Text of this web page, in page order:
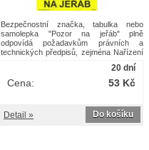
Bezpečnostní značka, tabulka nebo
samolepka "Pozor na jeřáb" plně
odpovídá požadavkům právních a
technických předpisů, zejména Nařízení
vlády č. 375/2017 Sb., ČSN ISO 3864-1,
ČSN ISO 3864-2, ČSN ISO 3864-3, ČSN
ISO 3864-4.Výstražné tabulky - Pozor
na jeřáb
20 dní
53 Kč
Cena:
Do košíku
Detail »